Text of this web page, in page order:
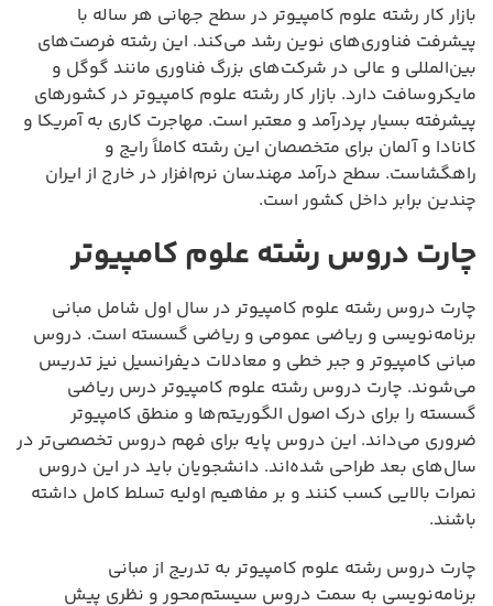
بازار کار رشته علوم کامپیوتر در سطح جهانی هر ساله با
پیشرفت فناوری‌های نوین رشد می‌کند. این رشته فرصت‌های
بین‌المللی و عالی در شرکت‌های بزرگ فناوری مانند گوگل و
مایکروسافت دارد. بازار کار رشته علوم کامپیوتر در کشورهای
پیشرفته بسیار پردرآمد و معتبر است. مهاجرت کاری به آمریکا و
کانادا و آلمان برای متخصصان این رشته کاملاً رایج و
راهگشاست. سطح درآمد مهندسان نرم‌افزار در خارج از ایران
چندین برابر داخل کشور است.
چارت دروس رشته علوم کامپیوتر
چارت دروس رشته علوم کامپیوتر در سال اول شامل مبانی
برنامه‌نویسی و ریاضی عمومی و ریاضی گسسته است. دروس
مبانی کامپیوتر و جبر خطی و معادلات دیفرانسیل نیز تدریس
می‌شوند. چارت دروس رشته علوم کامپیوتر درس ریاضی
گسسته را برای درک اصول الگوریتم‌ها و منطق کامپیوتر
ضروری می‌داند. این دروس پایه برای فهم دروس تخصصی‌تر در
سال‌های بعد طراحی شده‌اند. دانشجویان باید در این دروس
نمرات بالایی کسب کنند و بر مفاهیم اولیه تسلط کامل داشته
باشند.
چارت دروس رشته علوم کامپیوتر به تدریج از مبانی
برنامه‌نویسی به سمت دروس سیستم‌محور و نظری پیش